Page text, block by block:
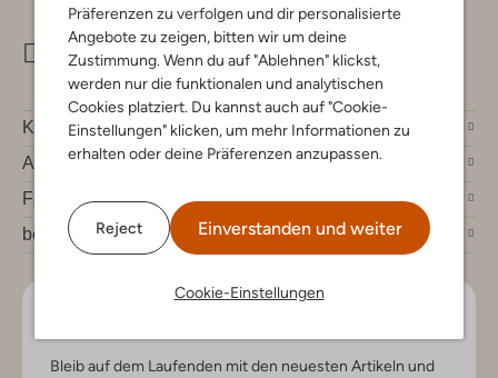
Präferenzen zu verfolgen und dir personalisierte
Angebote zu zeigen, bitten wir um deine
Zustimmung. Wenn du auf "Ablehnen" klickst,
werden nur die funktionalen und analytischen
Cookies platziert. Du kannst auch auf "Cookie-
Einstellungen" klicken, um mehr Informationen zu
erhalten oder deine Präferenzen anzupassen.
Reject Einverstanden und weiter
Cookie-Einstellungen
info@omoda.de
Kundenservice
Account
Fashion News
bei Omoda
Bleib auf dem Laufenden mit den neuesten Artikeln und